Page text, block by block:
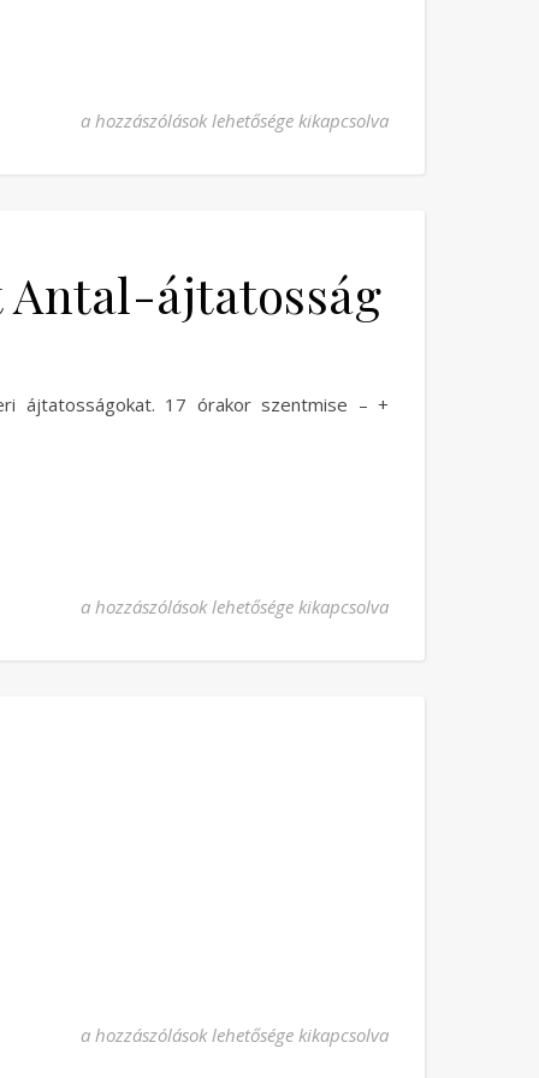
Szentségimádás majd szentmise bejegyzéshez
a hozzászólások lehetősége kikapcsolva
Antal-ájtatosság
ájtatosságokat. 17 órakor szentmise – +
Szentségimádás majd Szentmise és Szent Antal-
a hozzászólások lehetősége kikapcsolva
Szentségimádás bejegyzéshez
a hozzászólások lehetősége kikapcsolva